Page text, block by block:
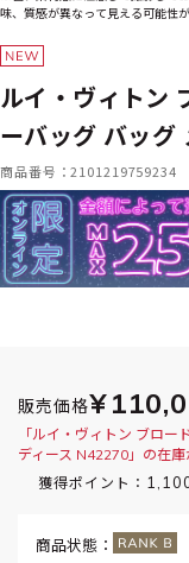
味、質感が異なって見える可能性が
ルイ・ヴィトン
ーバッグ バッグ
商品番号：2101219759234
販売価格
「ルイ・ヴィトン ブロ
ディース N42270」の在庫
獲得ポイント：
商品状態：